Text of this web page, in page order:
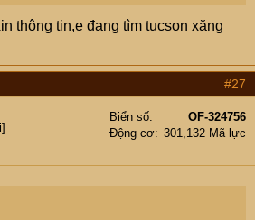
thông tin,e đang tìm tucson xăng
#27
Biển số
OF-324756
Động cơ
301,132 Mã lực